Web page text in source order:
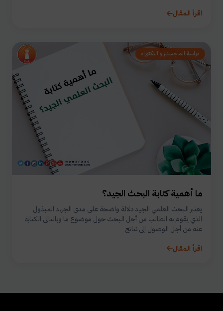
اقرأ المقال
دراسة الماجستير و الدكتوراة
ما أهمية كتابة البحث الجيد؟
يعتبر البحث العلمي الجيد دلالة واضحة على مدى الجهد المبذول
الذي يقوم به الطالب من أجل البحث حول موضوع ما وبالتالي الكتابة
عنه من أجل الوصول إلى نتائج
اقرأ المقال